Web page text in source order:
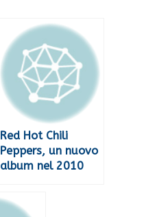
Red Hot Chili
Peppers, un nuovo
album nel 2010